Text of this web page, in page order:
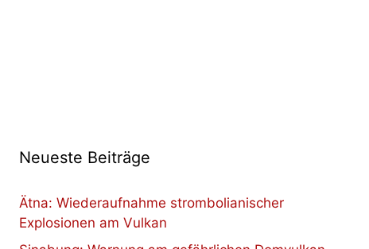
Neueste Beiträge
Ätna: Wiederaufnahme strombolianischer
Explosionen am Vulkan